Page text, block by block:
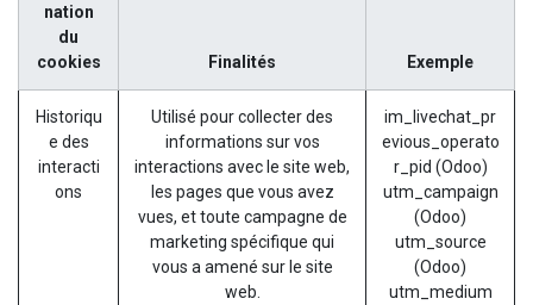
nation
du
cookies
Finalités Exemple
Historiqu
e des
interacti
ons
Utilisé pour collecter des
informations sur vos
interactions avec le site web,
les pages que vous avez
vues, et toute campagne de
marketing spécifique qui
vous a amené sur le site
web.
im_livechat_pr
evious_operato
r_pid (Odoo)
utm_campaign
(Odoo)
utm_source
(Odoo)
utm_medium